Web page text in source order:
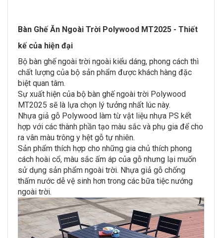
Bàn Ghế Ăn Ngoài Trời Polywood MT2025 - Thiết
kế của hiện đại
Bộ bàn ghế ngoài trời ngoài kiểu dáng, phong cách thì
chất lượng của bộ sản phẩm được khách hàng đặc
biệt quan tâm.
Sự xuất hiện của bộ bàn ghế ngoài trời Polywood
MT2025 sẽ là lựa chọn lý tưởng nhất lúc này.
Nhựa giả gỗ Polywood làm từ vật liệu nhựa PS kết
hợp với các thành phần tạo màu sắc và phụ gia để cho
ra vân màu trông y hệt gỗ tự nhiên.
Sản phẩm thích hợp cho những gia chủ thích phong
cách hoài cổ, màu sắc ấm áp của gỗ nhưng lại muốn
sử dụng sản phẩm ngoài trời. Nhựa giả gỗ chống
thấm nước dễ vệ sinh hơn trong các bữa tiệc nướng
ngoài trời.